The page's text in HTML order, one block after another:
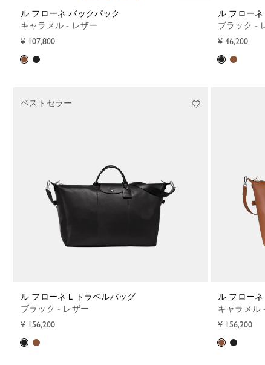
ル フローネ バックパック
キャラメル - レザー
¥ 107,800
ル フロー
ブラック -
¥ 46,200
ル フローネ L トラベルバッグ
ブラック - レザー
¥ 156,200
ベストセラー
ル フロー
キャラメ
¥ 156,200